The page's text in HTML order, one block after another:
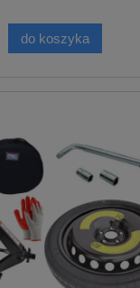
do koszyka